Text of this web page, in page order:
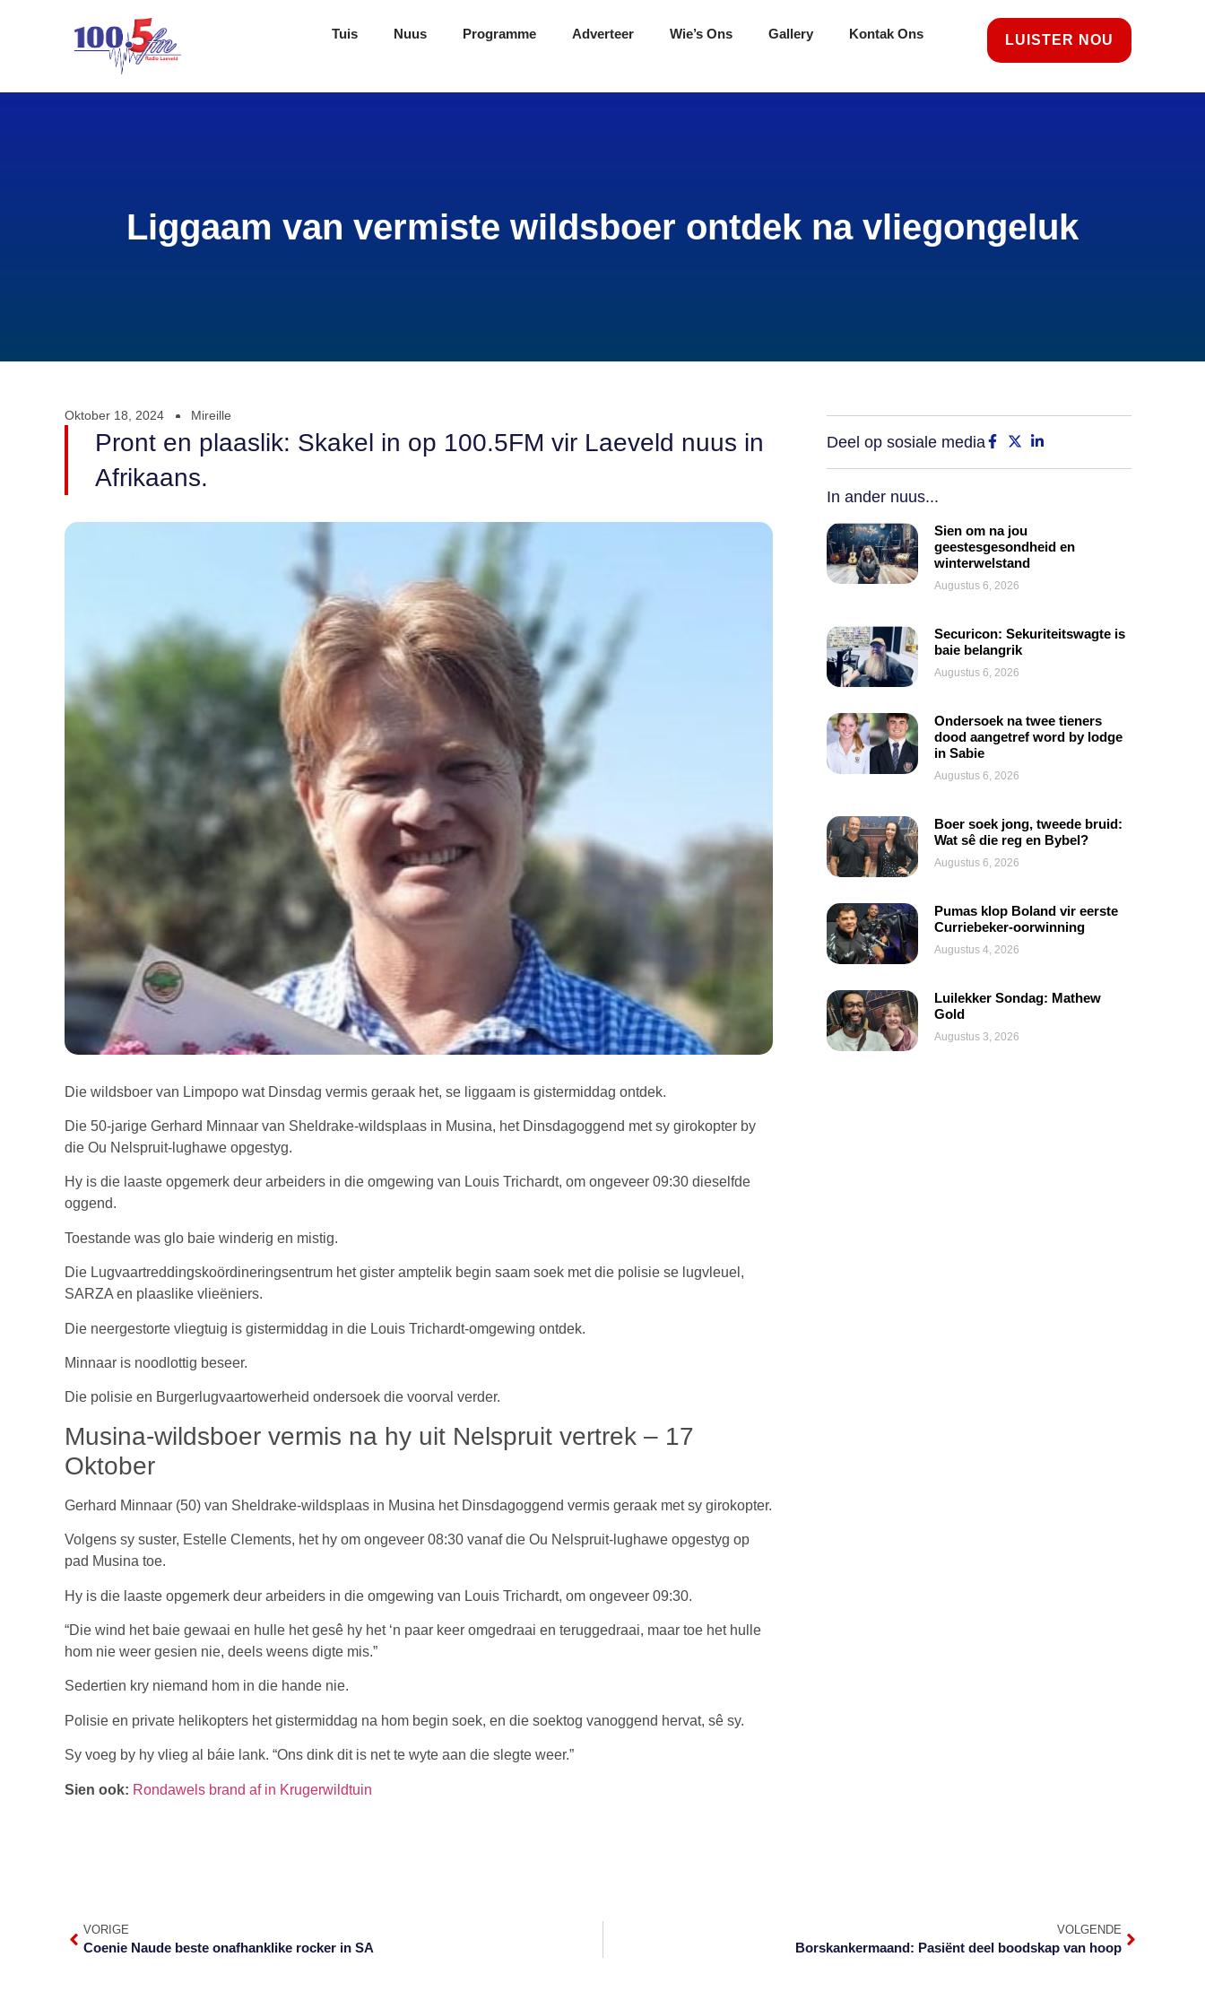
Tuis Nuus Programme Adverteer Wie’s Ons Gallery Kontak Ons LUISTER NOU
Liggaam van vermiste wildsboer ontdek na vliegongeluk
Oktober 18, 2024 Mireille
Pront en plaaslik: Skakel in op 100.5FM vir Laeveld nuus in
Afrikaans.
Die wildsboer van Limpopo wat Dinsdag vermis geraak het, se liggaam is gistermiddag ontdek.
Die 50-jarige Gerhard Minnaar van Sheldrake-wildsplaas in Musina, het Dinsdagoggend met sy girokopter by
die Ou Nelspruit-lughawe opgestyg.
Hy is die laaste opgemerk deur arbeiders in die omgewing van Louis Trichardt, om ongeveer 09:30 dieselfde
oggend.
Toestande was glo baie winderig en mistig.
Die Lugvaartreddingskoördineringsentrum het gister amptelik begin saam soek met die polisie se lugvleuel,
SARZA en plaaslike vlieëniers.
Die neergestorte vliegtuig is gistermiddag in die Louis Trichardt-omgewing ontdek.
Minnaar is noodlottig beseer.
Die polisie en Burgerlugvaartowerheid ondersoek die voorval verder.
Musina-wildsboer vermis na hy uit Nelspruit vertrek – 17
Oktober
Gerhard Minnaar (50) van Sheldrake-wildsplaas in Musina het Dinsdagoggend vermis geraak met sy girokopter.
Volgens sy suster, Estelle Clements, het hy om ongeveer 08:30 vanaf die Ou Nelspruit-lughawe opgestyg op
pad Musina toe.
Hy is die laaste opgemerk deur arbeiders in die omgewing van Louis Trichardt, om ongeveer 09:30.
“Die wind het baie gewaai en hulle het gesê hy het ‘n paar keer omgedraai en teruggedraai, maar toe het hulle
hom nie weer gesien nie, deels weens digte mis.”
Sedertien kry niemand hom in die hande nie.
Polisie en private helikopters het gistermiddag na hom begin soek, en die soektog vanoggend hervat, sê sy.
Sy voeg by hy vlieg al báie lank. “Ons dink dit is net te wyte aan die slegte weer.”
Sien ook: Rondawels brand af in Krugerwildtuin
Deel op sosiale media
In ander nuus...
Sien om na jou
geestesgesondheid en
winterwelstand
Augustus 6, 2026
Securicon: Sekuriteitswagte is
baie belangrik
Augustus 6, 2026
Ondersoek na twee tieners
dood aangetref word by lodge
in Sabie
Augustus 6, 2026
Boer soek jong, tweede bruid:
Wat sê die reg en Bybel?
Augustus 6, 2026
Pumas klop Boland vir eerste
Curriebeker-oorwinning
Augustus 4, 2026
Luilekker Sondag: Mathew
Gold
Augustus 3, 2026
VORIGE
Coenie Naude beste onafhanklike rocker in SA
VOLGENDE
Borskankermaand: Pasiënt deel boodskap van hoop